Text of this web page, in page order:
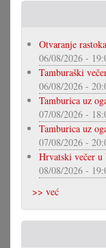
Otvaranje
06/08/2026 -
Tamburaški
06/08/2026 -
Tamburica uz
07/08/2026 -
Tamburica uz
07/08/2026 -
Hrvatski večer
08/08/2026 -
>> već